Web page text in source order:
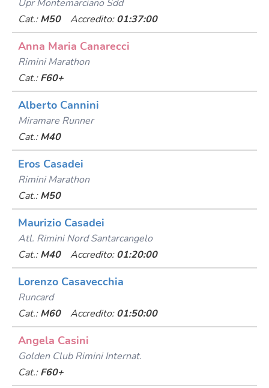
Upr Montemarciano Sdd
Cat.: M50 Accredito: 01:37:00
Anna Maria Canarecci
Rimini Marathon
Cat.: F60+
Alberto Cannini
Miramare Runner
Cat.: M40
Eros Casadei
Rimini Marathon
Cat.: M50
Maurizio Casadei
Atl. Rimini Nord Santarcangelo
Cat.: M40 Accredito: 01:20:00
Lorenzo Casavecchia
Runcard
Cat.: M60 Accredito: 01:50:00
Angela Casini
Golden Club Rimini Internat.
Cat.: F60+